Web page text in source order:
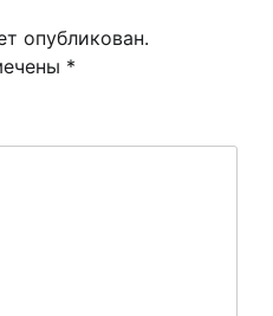
опубликован.
*